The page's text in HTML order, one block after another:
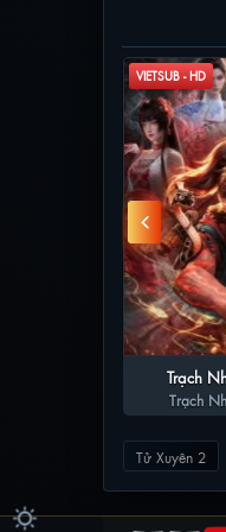
VIETSUB - HD
Trạch
Trạch
Tử Xuyên 2